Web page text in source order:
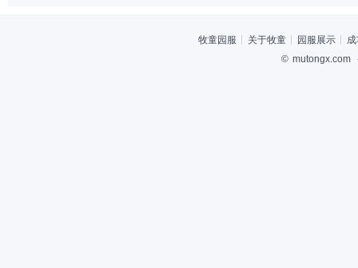
牧童园服 关于牧童 园服展示
© mutongx.com